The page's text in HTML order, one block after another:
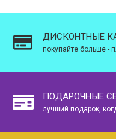
ДИСКОНТНЫЕ
покупайте больше -
ПОДАРОЧНЫЕ
лучший подарок,